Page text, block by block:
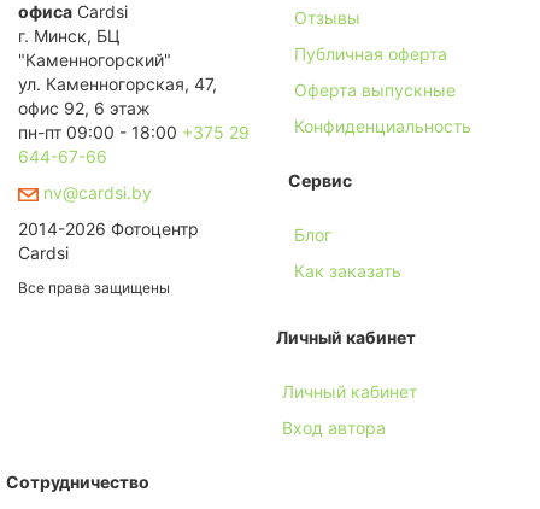
офиса Cardsi
г. Минск, БЦ
"Каменногорский"
ул. Каменногорская, 47,
офис 92, 6 этаж
пн-пт 09:00 - 18:00 +375 29
644-67-66
nv@cardsi.by
2014-2026 Фотоцентр
Cardsi
Все права защищены
Отзывы
Публичная оферта
Оферта выпускные
Конфиденциальность
Сервис
Блог
Как заказать
Личный кабинет
Личный кабинет
Вход автора
Сотрудничество